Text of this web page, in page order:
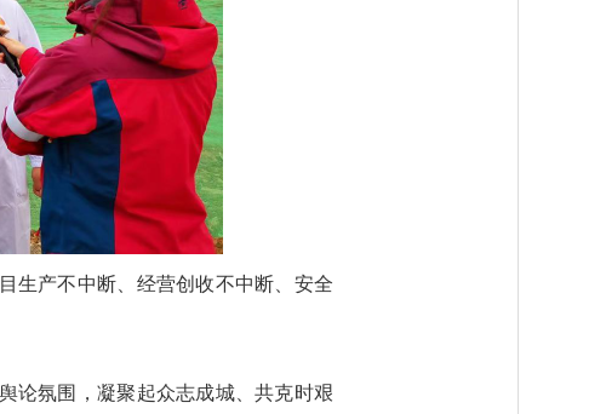
生产不中断、经营创收不中断、安全
论氛围，凝聚起众志成城、共克时艰